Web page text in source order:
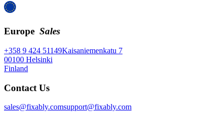
Europe Sales
+358 9 424 51149Kaisaniemenkatu 7
00100 Helsinki
Finland
Contact Us
sales@fixably.comsupport@fixably.com